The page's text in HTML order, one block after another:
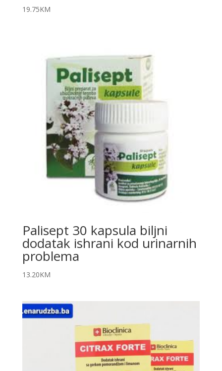
19.75KM
Palisept 30 kapsula biljni
dodatak ishrani kod urinarnih
problema
13.20KM